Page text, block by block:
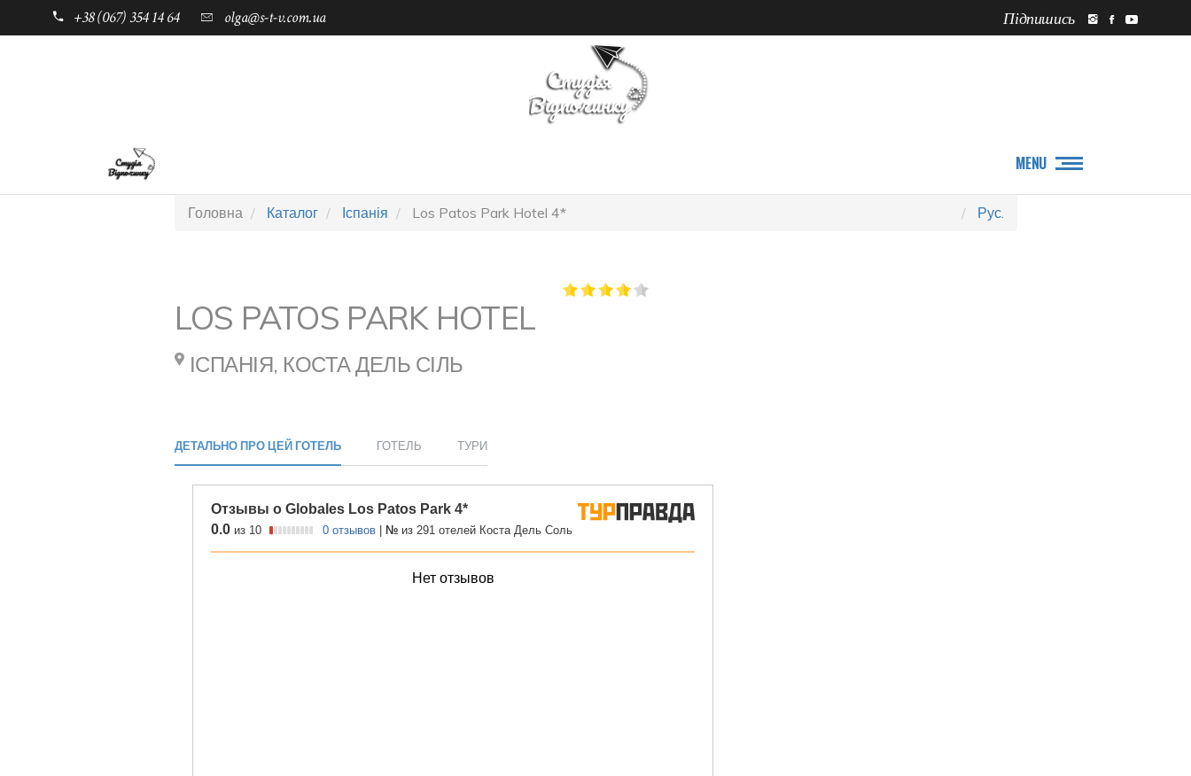
+38 (067) 354 14 64 olga@s-t-v.com.ua Підпишись
MENU
Головна Каталог Іспанія Los Patos Park Hotel 4* Рус.
LOS PATOS PARK HOTEL
ІСПАНІЯ, КОСТА ДЕЛЬ СІЛЬ
ДЕТАЛЬНО ПРО ЦЕЙ ГОТЕЛЬ ГОТЕЛЬ ТУРИ